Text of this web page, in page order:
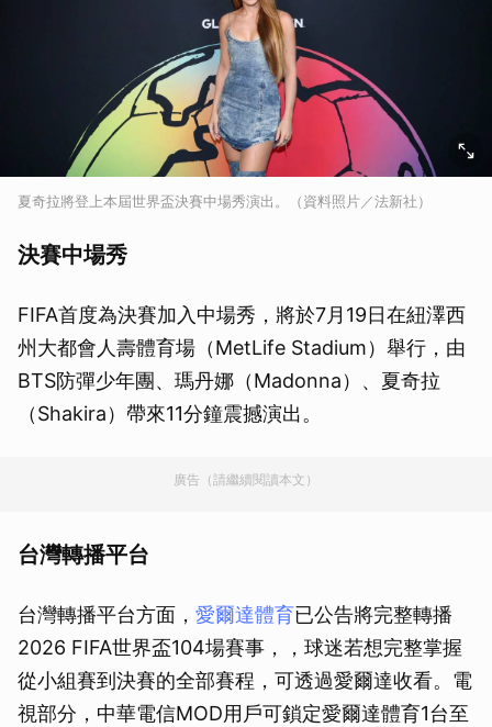
夏奇拉將登上本屆世界盃決賽中場秀演出。（資料照片／法新社）
決賽中場秀
FIFA首度為決賽加入中場秀，將於7月19日在紐澤西
州大都會人壽體育場（MetLife Stadium）舉行，由
BTS防彈少年團、瑪丹娜（Madonna）、夏奇拉
（Shakira）帶來11分鐘震撼演出。
廣告（請繼續閱讀本文）
台灣轉播平台
台灣轉播平台方面， 愛爾達體育已公告將完整轉播
2026 FIFA世界盃104場賽事，，球迷若想完整掌握
從小組賽到決賽的全部賽程，可透過愛爾達收看。電
視部分，中華電信MOD用戶可鎖定愛爾達體育1台至